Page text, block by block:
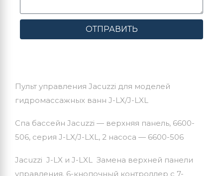
ОТПРАВИТЬ
Пульт управления Jacuzzi для моделей
гидромассажных ванн J-LX/J-LXL
Спа бассейн Jacuzzi — верхняя панель, 6600-
506, серия J-LX/J-LXL, 2 насоса — 6600-506
Jacuzzi J-LX и J-LXL Замена верхней панели
управления. 6-кнопочный контроллер с 7-